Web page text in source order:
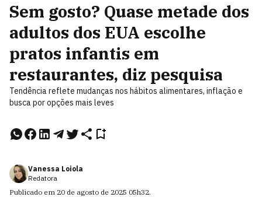
Sem gosto? Quase metade dos
adultos dos EUA escolhe
pratos infantis em
restaurantes, diz pesquisa
Tendência reflete mudanças nos hábitos alimentares, inflação e
busca por opções mais leves
Vanessa Loiola
Redatora
Publicado em 20 de agosto de 2025 05h32.